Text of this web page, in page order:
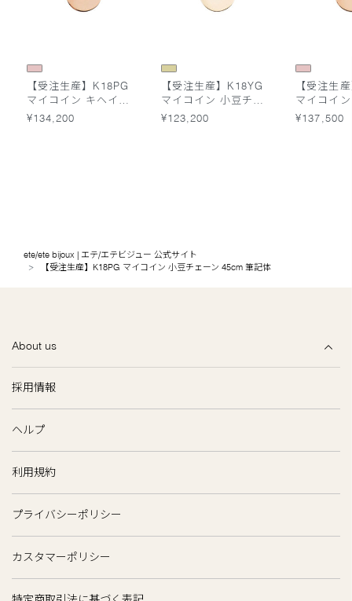
【受注生産】K18PG
マイコイン キヘイチ
ェーン 45cm 筆記体
¥134,200
【受注生産】K18YG
マイコイン 小豆チェ
ーン 45cm 筆記体
¥123,200
【受注生
マイコイ
ーン 55cm
¥137,500
ete/ete bijoux | エテ/エテビジュー 公式サイト
【受注生産】K18PG マイコイン 小豆チェーン 45cm 筆記体
About us
採用情報
ヘルプ
利用規約
プライバシーポリシー
カスタマーポリシー